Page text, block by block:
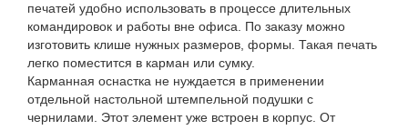
печатей удобно использовать в процессе длительных
командировок и работы вне офиса. По заказу можно
изготовить клише нужных размеров, формы. Такая печать
легко поместится в карман или сумку.
Карманная оснастка не нуждается в применении
отдельной настольной штемпельной подушки с
чернилами. Этот элемент уже встроен в корпус. От